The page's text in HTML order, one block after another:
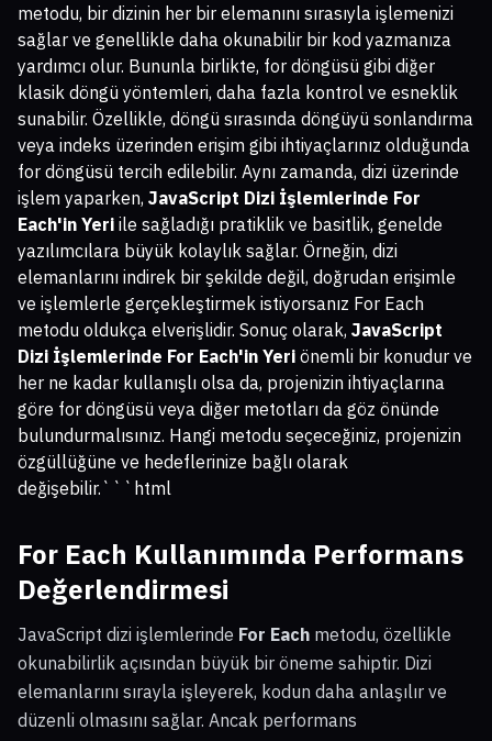
metodu, bir dizinin her bir elemanını sırasıyla işlemenizi
sağlar ve genellikle daha okunabilir bir kod yazmanıza
yardımcı olur. Bununla birlikte, for döngüsü gibi diğer
klasik döngü yöntemleri, daha fazla kontrol ve esneklik
sunabilir. Özellikle, döngü sırasında döngüyü sonlandırma
veya indeks üzerinden erişim gibi ihtiyaçlarınız olduğunda
for döngüsü tercih edilebilir. Aynı zamanda, dizi üzerinde
işlem yaparken, JavaScript Dizi İşlemlerinde For
Each'in Yeri ile sağladığı pratiklik ve basitlik, genelde
yazılımcılara büyük kolaylık sağlar. Örneğin, dizi
elemanlarını indirek bir şekilde değil, doğrudan erişimle
ve işlemlerle gerçekleştirmek istiyorsanız For Each
metodu oldukça elverişlidir. Sonuç olarak, JavaScript
Dizi İşlemlerinde For Each'in Yeri önemli bir konudur ve
her ne kadar kullanışlı olsa da, projenizin ihtiyaçlarına
göre for döngüsü veya diğer metotları da göz önünde
bulundurmalısınız. Hangi metodu seçeceğiniz, projenizin
özgüllüğüne ve hedeflerinize bağlı olarak
değişebilir.```html
For Each Kullanımında Performans
Değerlendirmesi
JavaScript dizi işlemlerinde For Each metodu, özellikle
okunabilirlik açısından büyük bir öneme sahiptir. Dizi
elemanlarını sırayla işleyerek, kodun daha anlaşılır ve
düzenli olmasını sağlar. Ancak performans